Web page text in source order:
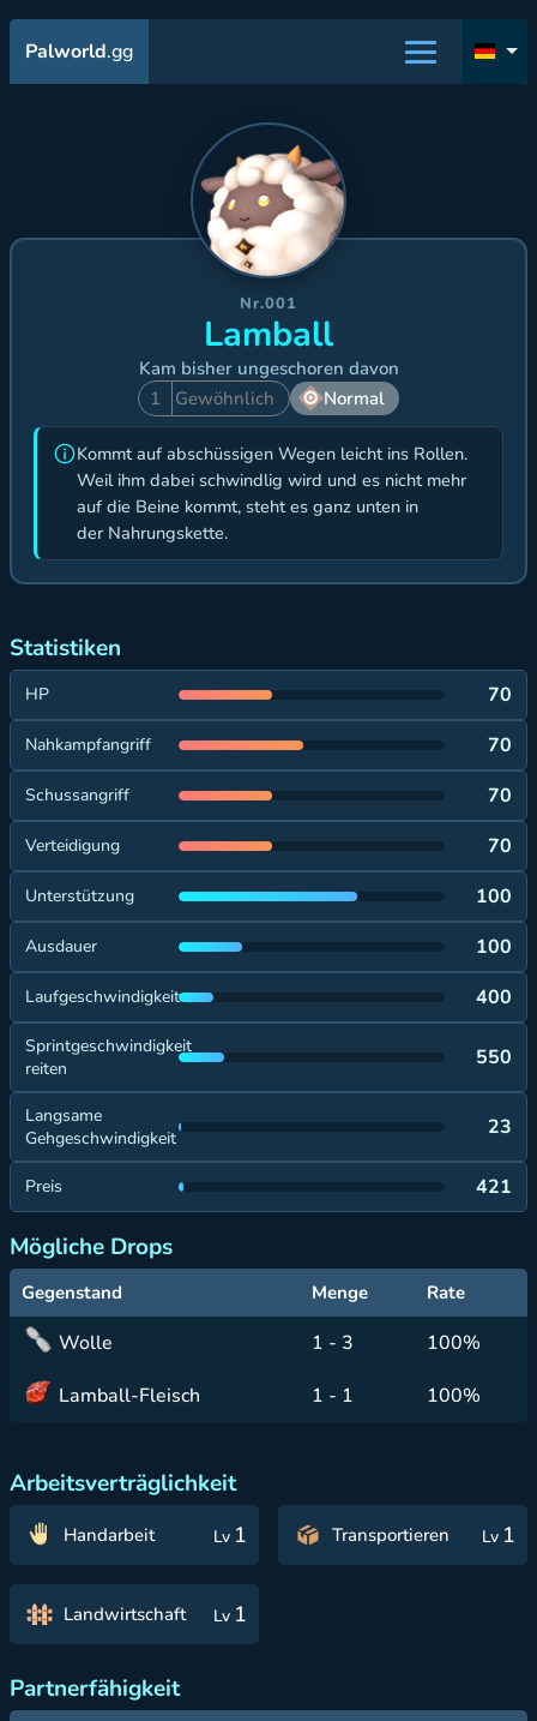
Palworld.gg
Nr.001
Lamball
Kam bisher ungeschoren davon
1
Gewöhnlich Normal
Kommt auf abschüssigen Wegen leicht ins Rollen.
Weil ihm dabei schwindlig wird und es nicht mehr
auf die Beine kommt, steht es ganz unten in
der Nahrungskette.
Statistiken
HP 70
Nahkampfangriff 70
Schussangriff 70
Verteidigung 70
Unterstützung 100
Ausdauer 100
Laufgeschwindigkeit 400
Sprintgeschwindigkeit
reiten
550
Langsame
Gehgeschwindigkeit
23
Preis 421
Mögliche Drops
Gegenstand Menge Rate
Wolle 1 - 3
100%
Lamball-Fleisch
1 - 1 100%
Arbeitsverträglichkeit
Handarbeit Lv 1 Transportieren Lv 1
Landwirtschaft Lv 1
Partnerfähigkeit